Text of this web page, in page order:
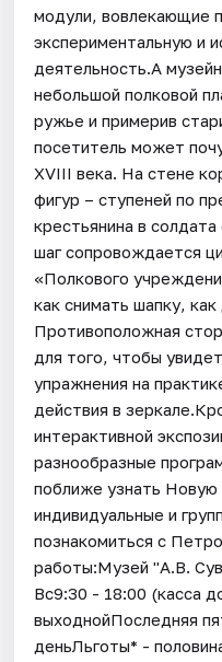
модули, вовлекающие
экспериментальную и
деятельность.А
небольшой полковой
ружье и примерив
посетитель может
XVIII века. На стене
фигур – ступеней по
крестьянина в
шаг сопровождается
«Полкового
как снимать шапку,
Противоположная
для того, чтобы
упражнения на
действия в
интерактивной
разнообразные
поближе узнать
индивидуальные и
познакомиться с
работы:Музей "А.В.
Вс9:30 - 18:00 (касса
выходнойПоследняя
деньЛьготы* -